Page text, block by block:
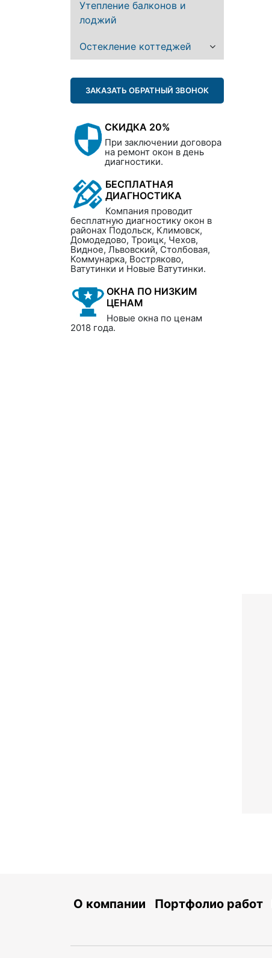
Утепление балконов и
лоджий
Остекление коттеджей
ЗАКАЗАТЬ ОБРАТНЫЙ ЗВОНОК
СКИДКА 20%
При заключении договора
на ремонт окон в день
диагностики.
БЕСПЛАТНАЯ
ДИАГНОСТИКА
Компания проводит
бесплатную диагностику окон в
районах Подольск, Климовск,
Домодедово, Троицк, Чехов,
Видное, Львовский, Столбовая,
Коммунарка, Востряково,
Ватутинки и Новые Ватутинки.
ОКНА ПО НИЗКИМ
ЦЕНАМ
Новые окна по ценам
2018 года.
О компании Портфолио работ